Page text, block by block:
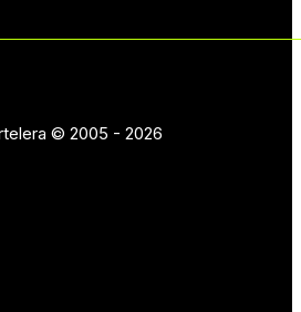
© 2005 - 2026